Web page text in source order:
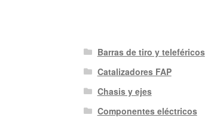
Barras de tiro y teleféricos
Catalizadores FAP
Chasis y ejes
Componentes eléctricos